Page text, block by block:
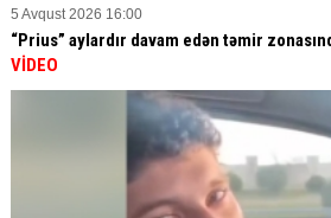
5 Avqust 2026 16:00
“Prius” aylardır davam edən təmir
VİDEO